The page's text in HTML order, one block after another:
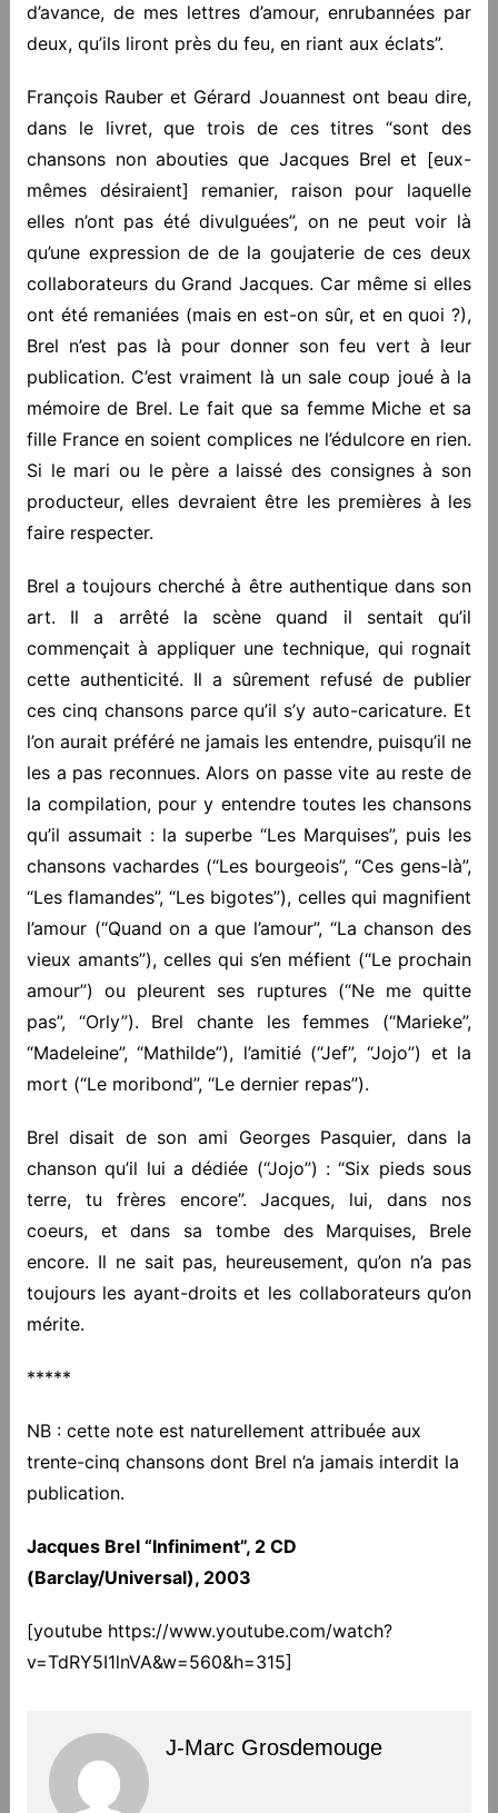
d’avance, de mes lettres d’amour, enrubannées par
deux, qu’ils liront près du feu, en riant aux éclats”.
François Rauber et Gérard Jouannest ont beau dire,
dans le livret, que trois de ces titres “sont des
chansons non abouties que Jacques Brel et [eux-
mêmes désiraient] remanier, raison pour laquelle
elles n’ont pas été divulguées”, on ne peut voir là
qu’une expression de de la goujaterie de ces deux
collaborateurs du Grand Jacques. Car même si elles
ont été remaniées (mais en est-on sûr, et en quoi ?),
Brel n’est pas là pour donner son feu vert à leur
publication. C’est vraiment là un sale coup joué à la
mémoire de Brel. Le fait que sa femme Miche et sa
fille France en soient complices ne l’édulcore en rien.
Si le mari ou le père a laissé des consignes à son
producteur, elles devraient être les premières à les
faire respecter.
Brel a toujours cherché à être authentique dans son
art. Il a arrêté la scène quand il sentait qu’il
commençait à appliquer une technique, qui rognait
cette authenticité. Il a sûrement refusé de publier
ces cinq chansons parce qu’il s’y auto-caricature. Et
l’on aurait préféré ne jamais les entendre, puisqu’il ne
les a pas reconnues. Alors on passe vite au reste de
la compilation, pour y entendre toutes les chansons
qu’il assumait : la superbe “Les Marquises”, puis les
chansons vachardes (“Les bourgeois”, “Ces gens-là”,
“Les flamandes”, “Les bigotes”), celles qui magnifient
l’amour (“Quand on a que l’amour”, “La chanson des
vieux amants”), celles qui s’en méfient (“Le prochain
amour”) ou pleurent ses ruptures (“Ne me quitte
pas”, “Orly”). Brel chante les femmes (“Marieke”,
“Madeleine”, “Mathilde”), l’amitié (“Jef”, “Jojo”) et la
mort (“Le moribond”, “Le dernier repas”).
Brel disait de son ami Georges Pasquier, dans la
chanson qu’il lui a dédiée (“Jojo”) : “Six pieds sous
terre, tu frères encore”. Jacques, lui, dans nos
coeurs, et dans sa tombe des Marquises, Brele
encore. Il ne sait pas, heureusement, qu’on n’a pas
toujours les ayant-droits et les collaborateurs qu’on
mérite.
*****
NB : cette note est naturellement attribuée aux
trente-cinq chansons dont Brel n’a jamais interdit la
publication.
Jacques Brel “Infiniment”, 2 CD
(Barclay/Universal), 2003
[youtube https://www.youtube.com/watch?
v=TdRY5I1lnVA&w=560&h=315]
J-Marc Grosdemouge